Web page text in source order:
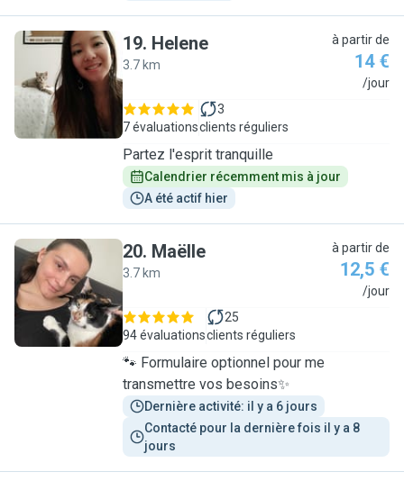
H
19. Helene
3.7 km
à partir de
14 €
/jour
7 évaluations
3
clients réguliers
Partez l'esprit tranquille
Calendrier récemment mis à jour
A été actif hier
M
20. Maëlle
3.7 km
à partir de
12,5 €
/jour
94 évaluations
25
clients réguliers
🐾 Formulaire optionnel pour me
transmettre vos besoins✨
Dernière activité: il y a 6 jours
Contacté pour la dernière fois il y a 8
jours